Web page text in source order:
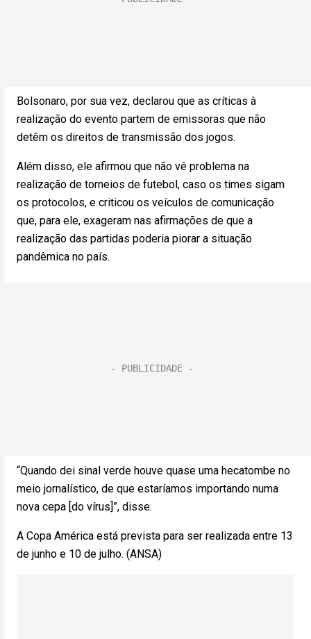
Bolsonaro, por sua vez, declarou que as críticas à
realização do evento partem de emissoras que não
detêm os direitos de transmissão dos jogos.
Além disso, ele afirmou que não vê problema na
realização de torneios de futebol, caso os times sigam
os protocolos, e criticou os veículos de comunicação
que, para ele, exageram nas afirmações de que a
realização das partidas poderia piorar a situação
pandêmica no país.
“Quando dei sinal verde houve quase uma hecatombe no
meio jornalístico, de que estaríamos importando numa
nova cepa [do vírus]”, disse.
A Copa América está prevista para ser realizada entre 13
de junho e 10 de julho. (ANSA)